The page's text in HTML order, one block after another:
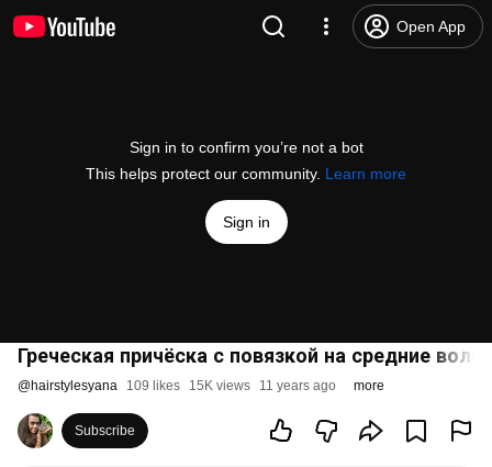
Open App
Sign in to confirm you’re not a bot
This helps protect our community. Learn more
Sign in
Греческая причёска с повязкой на средние
@hairstylesyana 109 likes 15K views 11 years ago more
Subscribe